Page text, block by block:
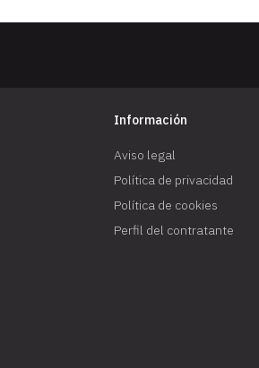
Información
Aviso legal
Política de privacidad
Política de cookies
Perfil del contratante